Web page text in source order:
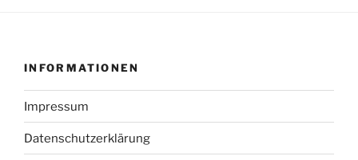
INFORMATIONEN
Impressum
Datenschutzerklärung